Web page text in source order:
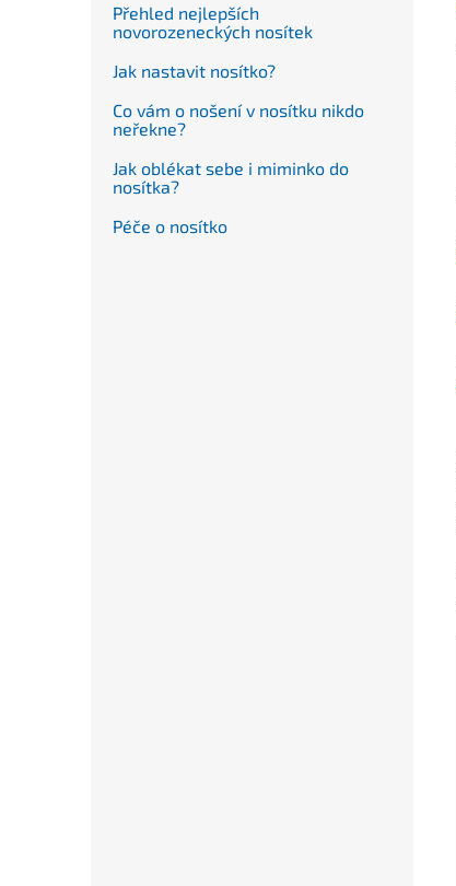
Přehled nejlepších
novorozeneckých nosítek
Jak nastavit nosítko?
Co vám o nošení v nosítku nikdo
neřekne?
Jak oblékat sebe i miminko do
nosítka?
Péče o nosítko